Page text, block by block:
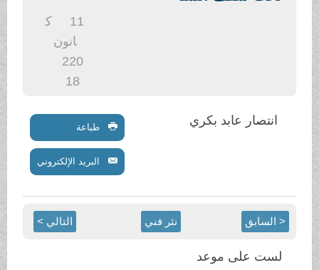
انون
220
انتصار عابد بكري طباعة
البريد الإلكتروني
< السابق نثر فني التالي >
لست على موعد